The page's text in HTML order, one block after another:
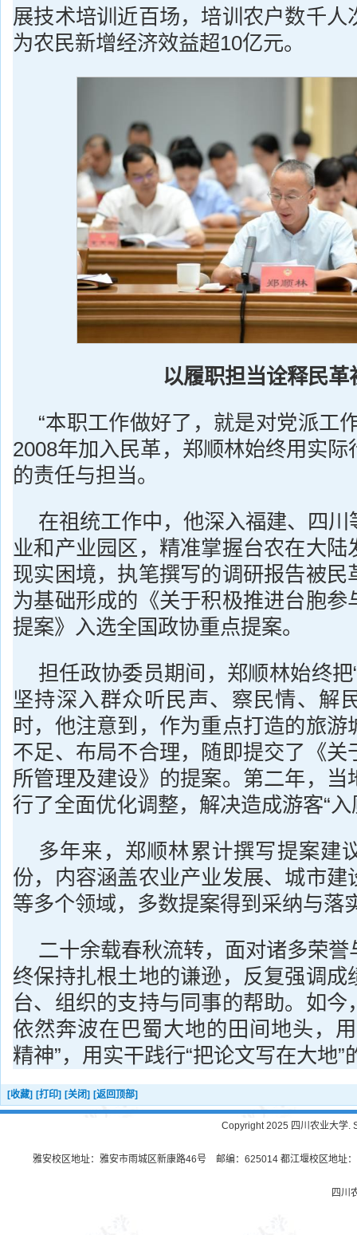
展技术培训近百场，培训农户数千人
为农民新增经济效益超10亿元。
以履职担当诠释民革
“本职工作做好了，就是对党派工
2008年加入民革，郑顺林始终用实
的责任与担当。
在祖统工作中，他深入福建、四
业和产业园区，精准掌握台农在大陆
现实困境，执笔撰写的调研报告被民
为基础形成的《关于积极推进台胞参
提案》入选全国政协重点提案。
担任政协委员期间，郑顺林始终把
坚持深入群众听民声、察民情、解
时，他注意到，作为重点打造的旅游
不足、布局不合理，随即提交了《关
所管理及建设》的提案。第二年，当
行了全面优化调整，解决造成游客“入
多年来，郑顺林累计撰写提案建
份，内容涵盖农业产业发展、城市建
等多个领域，多数提案得到采纳与落
二十余载春秋流转，面对诸多荣
终保持扎根土地的谦逊，反复强调成
台、组织的支持与同事的帮助。如今
依然奔波在巴蜀大地的田间地头，
精神”，用实干践行“把论文写在大地”
[收藏] [打印] [关闭] [返回顶部]
Copyright 2025 四川农业大学.
雅安校区地址：雅安市雨城区新康路46号 邮编：625014 都江堰校区地址
四川